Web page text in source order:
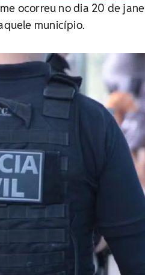
ocorreu no dia 20 de
município.